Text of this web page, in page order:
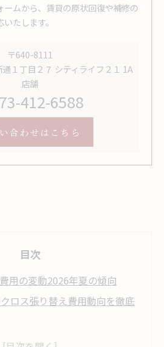
ムから、賃貸の原状回復や補修の
たします。
〒640-8111
１丁目２７ シティライフ２１ 1A
店舗
412-6588
合わせはこちら
目次
用の変動2026年夏の傾向
ロス張り替え費用動向を徹底
上げが費用に与える影響とは